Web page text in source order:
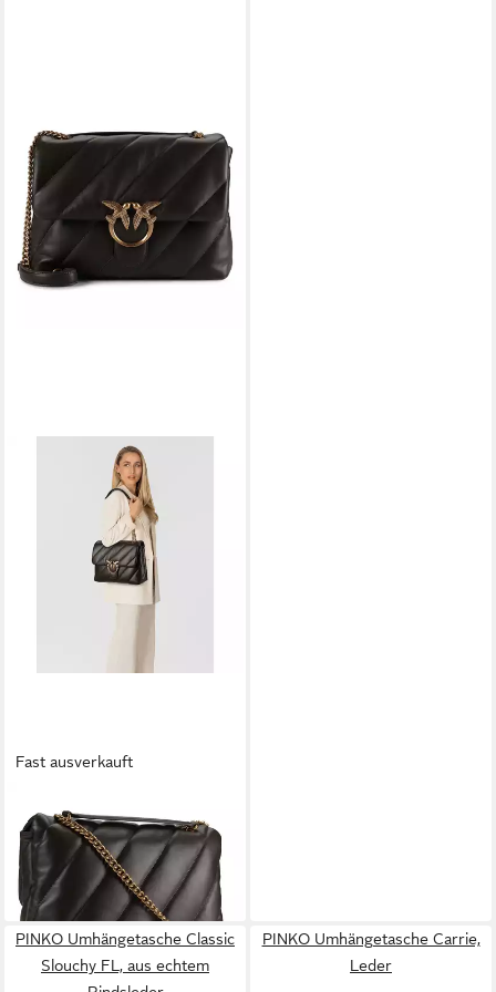
Fast ausverkauft
PINKOUmhängetasche Love
Puff, Leder
378,40 €
UVP485,00 €
-22%
PINKO Umhängetasche Classic
Slouchy FL, aus echtem
PINKO Umhängetasche Carrie,
Leder